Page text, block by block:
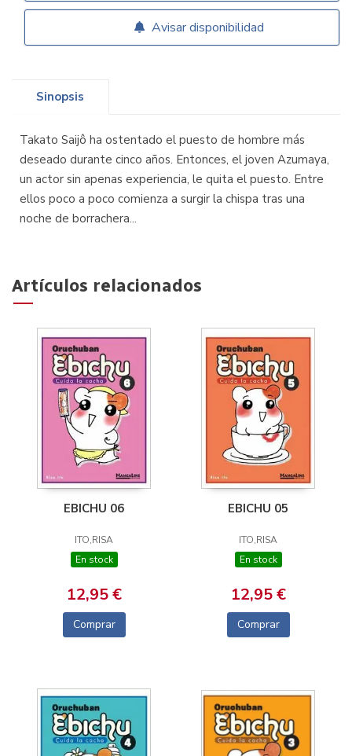
Avisar disponibilidad
Sinopsis
Takato Saijô ha ostentado el puesto de hombre más
deseado durante cinco años. Entonces, el joven Azumaya,
un actor sin apenas experiencia, le quita el puesto. Entre
ellos poco a poco comienza a surgir la chispa tras una
noche de borrachera...
Artículos relacionados
EBICHU 06
ITO,RISA
En stock
12,95 €
Comprar
EBICHU 05
ITO,RISA
En stock
12,95 €
Comprar